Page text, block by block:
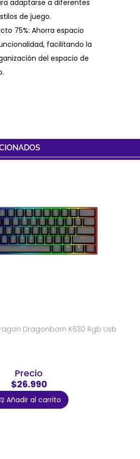
adaptarse a diferentes
de juego.
75%: Ahorra espacio
facilitando la
del espacio de
Dragonborn K630 Rgb Usb
Precio
$26.990
Añadir al carrito